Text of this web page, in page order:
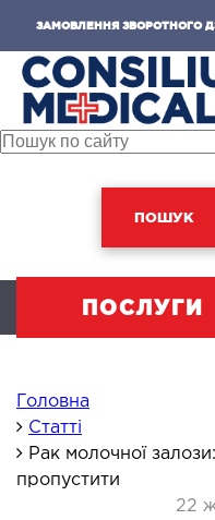
ЗАМОВЛЕННЯ ЗВОРОТНОГО
ПОШУК
ПОСЛУГИ
хірургія
Головна
Статті
Рак молочної
пропустити
22